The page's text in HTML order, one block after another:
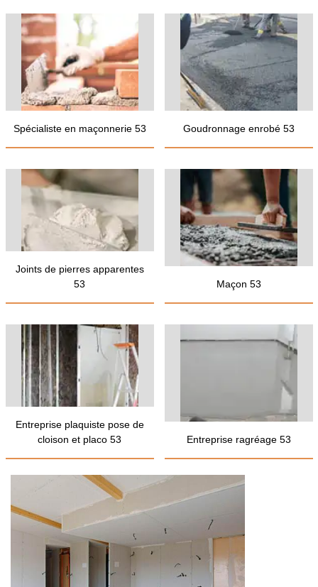
Spécialiste en maçonnerie 53 Goudronnage enrobé 53
Joints de pierres apparentes
53
Maçon 53
Entreprise plaquiste pose de
cloison et placo 53
Entreprise ragréage 53